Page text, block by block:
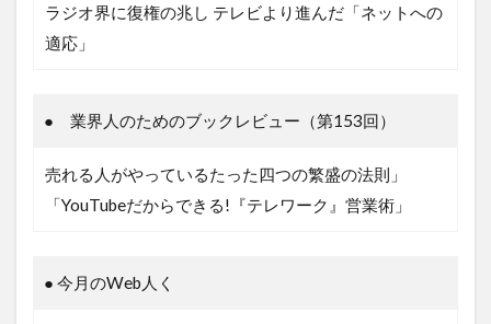
ラジオ界に復権の兆し テレビより進んだ「ネットへの
適応」
● 業界人のためのブックレビュー（第153回）
売れる人がやっているたった四つの繁盛の法則」
「YouTubeだからできる!『テレワーク』営業術」
● 今月のWeb人く